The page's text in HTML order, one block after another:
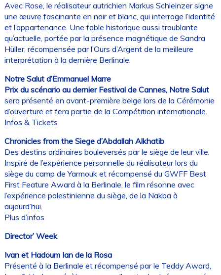
Avec Rose, le réalisateur autrichien Markus Schleinzer signe
une œuvre fascinante en noir et blanc, qui interroge l’identité
et l’appartenance. Une fable historique aussi troublante
qu’actuelle, portée par la présence magnétique de Sandra
Hüller, récompensée par l’Ours d’Argent de la meilleure
interprétation à la dernière Berlinale.
Notre Salut d’Emmanuel Marre
Prix du scénario au dernier Festival de Cannes, Notre Salut
sera présenté en avant-première belge lors de la Cérémonie
d’ouverture et fera partie de la Compétition internationale.
Infos & Tickets
Chronicles from the Siege d’Abdallah Alkhatib
Des destins ordinaires bouleversés par le siège de leur ville.
Inspiré de l’expérience personnelle du réalisateur lors du
siège du camp de Yarmouk et récompensé du GWFF Best
First Feature Award à la Berlinale, le film résonne avec
l’expérience palestinienne du siège, de la Nakba à
aujourd’hui.
Plus d’infos
Director’ Week
Ivan et Hadoum Ian de la Rosa
Présenté à la Berlinale et récompensé par le Teddy Award,